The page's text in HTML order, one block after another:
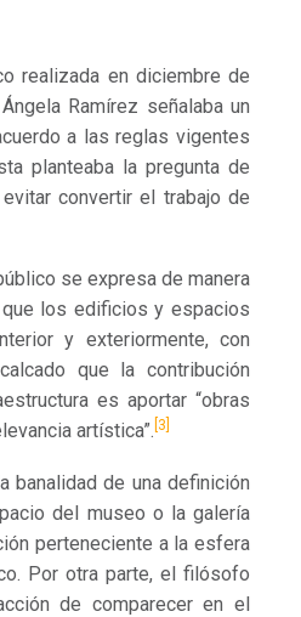
realizada en diciembre de
Ramírez señalaba un
a las reglas vigentes
planteaba la pregunta de
convertir el trabajo de
se expresa de manera
los edificios y espacios
y exteriormente, con
que la contribución
es aportar “obras
artística”. [3]
banalidad de una definición
del museo o la galería
perteneciente a la esfera
Por otra parte, el filósofo
de comparecer en el